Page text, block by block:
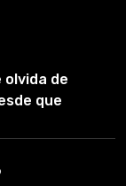
olvida de
que